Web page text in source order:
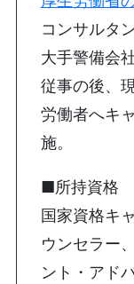
コンサルタ
大手警備会
従事の後、
労働者へキ
施。
■所持資格
国家資格キ
ウンセラー
ント・アド